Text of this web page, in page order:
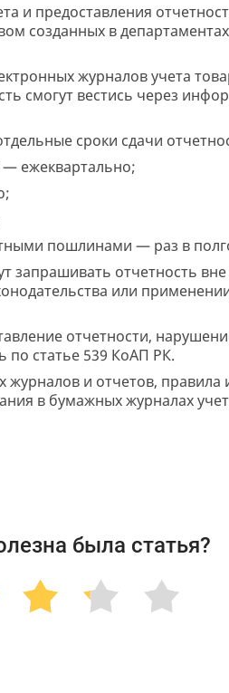
и предоставления
созданных в
журналов учета
смогут вестись через
сроки сдачи
— ежеквартально;
пошлинами — раз в
запрашивать отчетность
или
отчетности,
по статье 539 КоАП РК.
журналов и отчетов,
в бумажных журналах
была статья?